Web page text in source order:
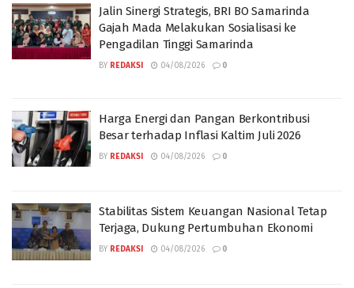
Jalin Sinergi Strategis, BRI BO Samarinda
Gajah Mada Melakukan Sosialisasi ke
Pengadilan Tinggi Samarinda
BY REDAKSI 04/08/2026 0
Harga Energi dan Pangan Berkontribusi
Besar terhadap Inflasi Kaltim Juli 2026
BY REDAKSI 04/08/2026 0
Stabilitas Sistem Keuangan Nasional Tetap
Terjaga, Dukung Pertumbuhan Ekonomi
BY REDAKSI 04/08/2026 0